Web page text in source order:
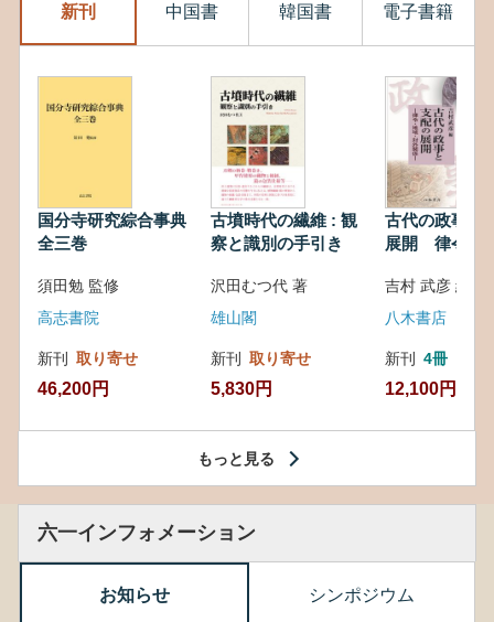
新刊 中国書 韓国書 電子書籍
国分寺研究綜合事典
全三巻
須田勉 監修
高志書院
新刊 取り寄せ
46,200円
古墳時代の繊維 : 観
察と識別の手引き
沢田むつ代 著
雄山閣
新刊 取り寄せ
5,830円
古代の政事と
展開 律令・
吉村 武彦 編集
八木書店
新刊 4冊
12,100円
もっと見る
六一インフォメーション
お知らせ シンポジウム